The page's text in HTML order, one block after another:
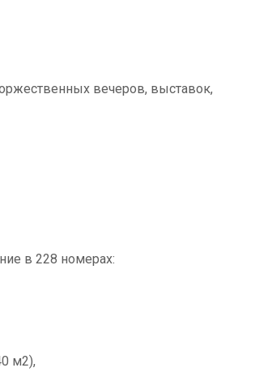
вечеров, выставок,
в 228 номерах:
м2),